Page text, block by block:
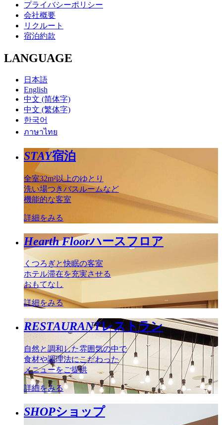
プライバシーポリシー
会社概要
リクルート
宿泊約款
LANGUAGE
日本語
English
中文 (简体字)
中文 (繁体字)
한국어
ภาษาไทย
STAY宿泊
全室32m²以上のゆとり
洗い場つきバスルームなど
機能的な客室
詳細をみる
Hearth Floorハースフロア
くつろぎと快眠の客室
ホテル滞在を充実させる
おもてなし
詳細をみる
RESTAURANTレストラン
自然と調和した雰囲気の中で
食材や調理法にこだわった
メニューをご提供
詳細をみる
SHOPショップ